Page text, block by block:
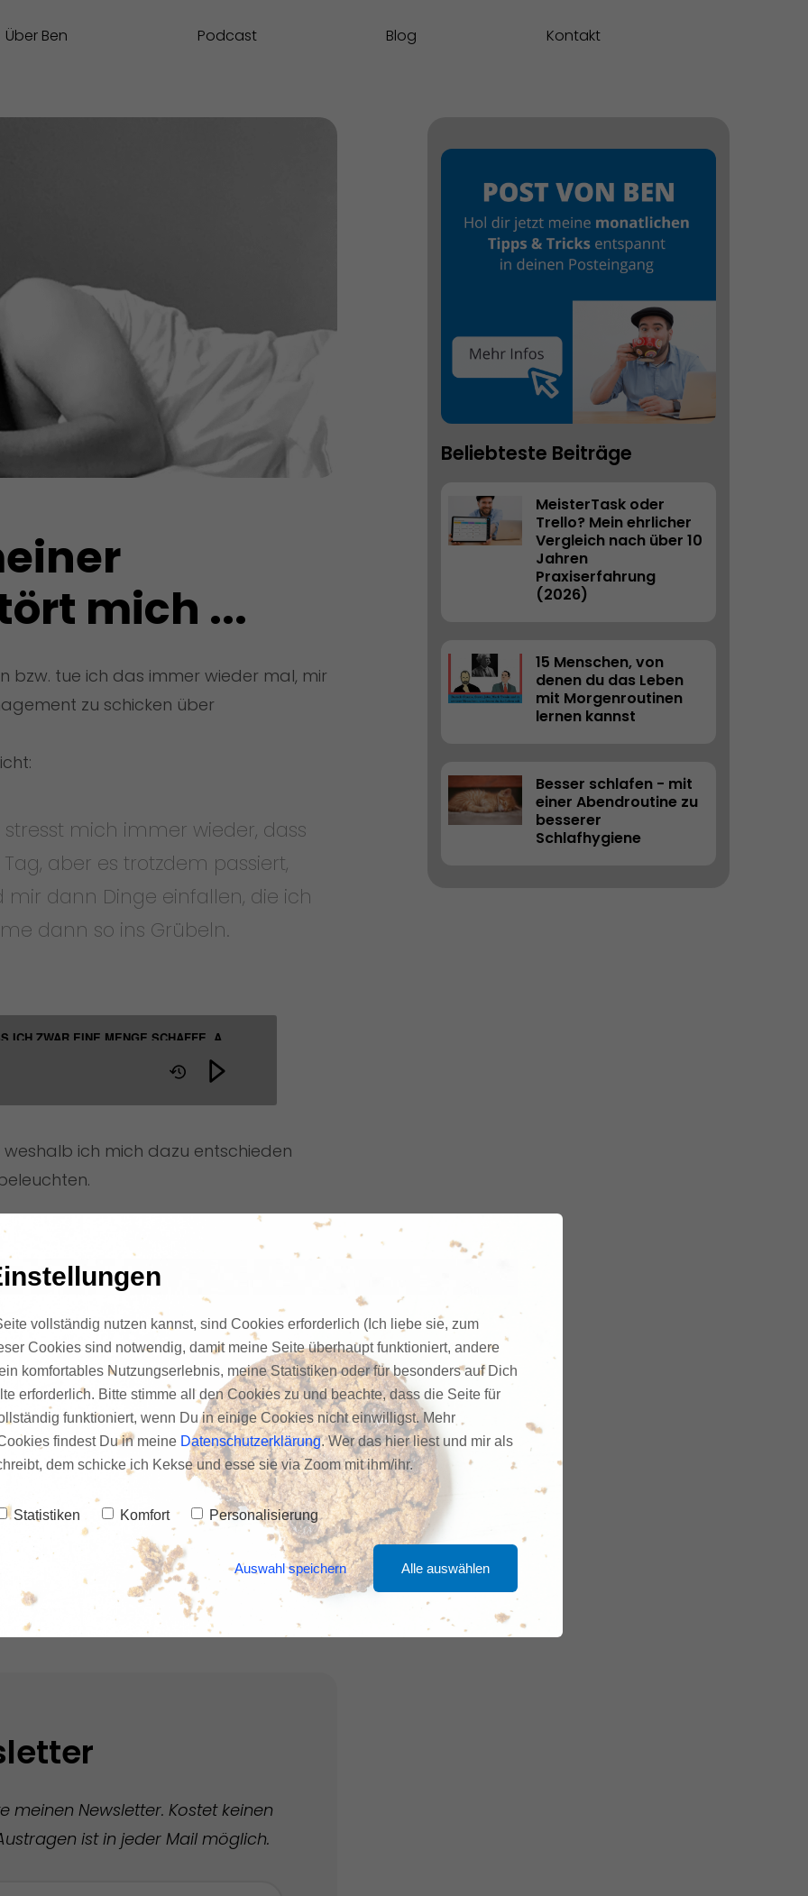
Über Ben Podcast Blog Kontakt
mich ...
bzw. tue ich das immer wieder mal, mir
zu schicken über
mich immer wieder, dass
aber es trotzdem passiert,
dann Dinge einfallen, die ich
dann so ins Grübeln.
ZWAR EINE MENGE SCHAFFE, ABER NACHTS WACH WERDE UND MIR DINGE EINFALLEN, DIE ICH NOCH ZU ERLEDIGEN HABE.
weshalb ich mich dazu entschieden
Krankenhausseelsorger, Minimalist,
ist es, Selbstständigen zu
zu verhelfen – damit neben dem Beruf
Leben ihren Platz haben. Und wenn ich
oder Podcasts aufnehme, stehe ich
einen guten Whisky (meistens nicht
meinen Newsletter. Kostet keinen
ist in jeder Mail möglich.
Beliebteste Beiträge
MeisterTask oder
Trello? Mein ehrlicher
Vergleich nach über 10
Jahren
Praxiserfahrung
(2026)
15 Menschen, von
denen du das Leben
mit Morgenroutinen
lernen kannst
Besser schlafen - mit
einer Abendroutine zu
besserer
Schlafhygiene
vollständig nutzen kannst, sind Cookies erforderlich (Ich liebe sie, zum
Cookies sind notwendig, damit meine Seite überhaupt funktioniert, andere
komfortables Nutzungserlebnis, meine Statistiken oder für besonders auf Dich
erforderlich. Bitte stimme all den Cookies zu und beachte, dass die Seite für
funktioniert, wenn Du in einige Cookies nicht einwilligst. Mehr
findest Du in meine Datenschutzerklärung. Wer das hier liest und mir als
dem schicke ich Kekse und esse sie via Zoom mit ihm/ihr.
Statistiken Komfort Personalisierung
Auswahl speichern Alle auswählen